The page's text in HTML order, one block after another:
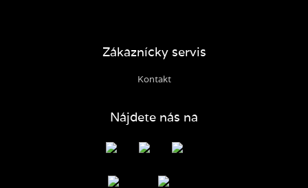
Zákaznícky servis
Kontakt
Nájdete nás na